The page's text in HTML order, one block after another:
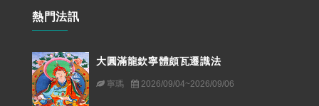
熱門法訊
大圓滿龍欽寧體頗瓦遷識法
寧瑪 2026/09/04~2026/09/06